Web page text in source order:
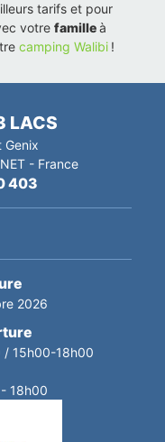
tarifs et pour
votrefamilleà
camping Walibi !
LACS
Genix
- France
403
2026
/ 15h00-18h00
18h00